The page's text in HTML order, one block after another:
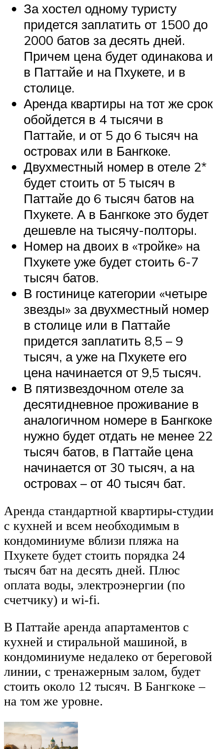
За хостел одному туристу
придется заплатить от 1500 до
2000 батов за десять дней.
Причем цена будет одинакова и
в Паттайе и на Пхукете, и в
столице.
Аренда квартиры на тот же срок
обойдется в 4 тысячи в
Паттайе, и от 5 до 6 тысяч на
островах или в Бангкоке.
Двухместный номер в отеле 2*
будет стоить от 5 тысяч в
Паттайе до 6 тысяч батов на
Пхукете. А в Бангкоке это будет
дешевле на тысячу-полторы.
Номер на двоих в «тройке» на
Пхукете уже будет стоить 6-7
тысяч батов.
В гостинице категории «четыре
звезды» за двухместный номер
в столице или в Паттайе
придется заплатить 8,5 – 9
тысяч, а уже на Пхукете его
цена начинается от 9,5 тысяч.
В пятизвездочном отеле за
десятидневное проживание в
аналогичном номере в Бангкоке
нужно будет отдать не менее 22
тысяч батов, в Паттайе цена
начинается от 30 тысяч, а на
островах – от 40 тысяч бат.
Аренда стандартной квартиры-студии
с кухней и всем необходимым в
кондоминиуме вблизи пляжа на
Пхукете будет стоить порядка 24
тысяч бат на десять дней. Плюс
оплата воды, электроэнергии (по
счетчику) и wi-fi.
В Паттайе аренда апартаментов с
кухней и стиральной машиной, в
кондоминиуме недалеко от береговой
линии, с тренажерным залом, будет
стоить около 12 тысяч. В Бангкоке –
на том же уровне.